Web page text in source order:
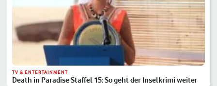
TV & ENTERTAINMENT
Death in Paradise Staffel 15: So geht der Inselkrimi weiter